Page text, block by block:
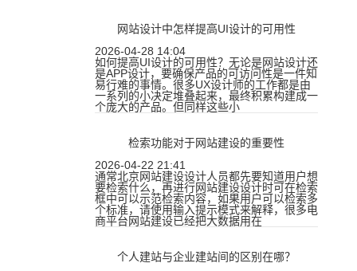
网站设计中怎样提高UI设计的可用性
2026-04-28 14:04
如何提高UI设计的可用性？无论是网站设计还
是APP设计，要确保产品的可访问性是一件知
易行难的事情。很多UX设计师的工作都是由
一系列的小决定堆叠起来，最终积累构建成一
个庞大的产品。但同样这些小
检索功能对于网站建设的重要性
2026-04-22 21:41
通常北京网站建设设计人员都先要知道用户想
要检索什么，再进行网站建设设计时可在检索
框中可以示范检索内容，如果用户可以检索多
个标准，请使用输入提示模式来解释，很多电
商平台网站建设已经把大数据用在
个人建站与企业建站间的区别在哪？